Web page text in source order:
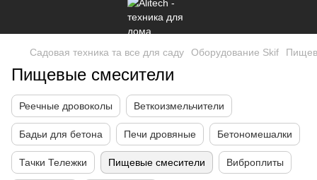
Садовая техника та все для саду Оборудование Skif
Пищевые смесители
Реечные дровоколы Веткоизмельчители
Бадьи для бетона Печи дровяные Бетономешалки
Тачки Тележки Пищевые смесители Виброплиты